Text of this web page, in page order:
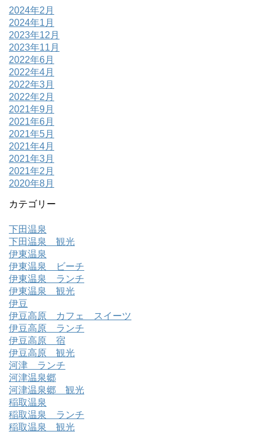
2024年2月
2024年1月
2023年12月
2023年11月
2022年6月
2022年4月
2022年3月
2022年2月
2021年9月
2021年6月
2021年5月
2021年4月
2021年3月
2021年2月
2020年8月
カテゴリー
下田温泉
下田温泉 観光
伊東温泉
伊東温泉 ビーチ
伊東温泉 ランチ
伊東温泉 観光
伊豆
伊豆高原 カフェ スイーツ
伊豆高原 ランチ
伊豆高原 宿
伊豆高原 観光
河津 ランチ
河津温泉郷
河津温泉郷 観光
稲取温泉
稲取温泉 ランチ
稲取温泉 観光